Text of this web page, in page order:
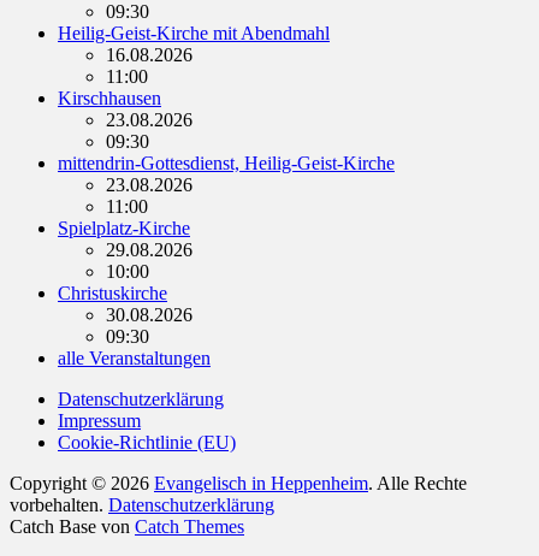
09:30
Heilig-Geist-Kirche mit Abendmahl
16.08.2026
11:00
Kirschhausen
23.08.2026
09:30
mittendrin-Gottesdienst, Heilig-Geist-Kirche
23.08.2026
11:00
Spielplatz-Kirche
29.08.2026
10:00
Christuskirche
30.08.2026
09:30
alle Veranstaltungen
Datenschutzerklärung
Impressum
Cookie-Richtlinie (EU)
Copyright © 2026 Evangelisch in Heppenheim. Alle Rechte
vorbehalten. Datenschutzerklärung
Catch Base von Catch Themes